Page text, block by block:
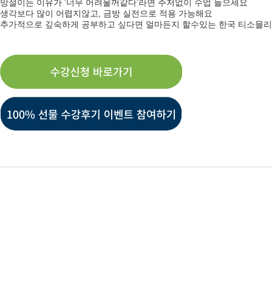
망설이는 이유가 '너무 어려울꺼같다'라면 주저없이 수업 들으세요
생각보다 많이 어렵지않고, 금방 실전으로 적용 가능해요
추가적으로 깊숙하게 공부하고 싶다면 얼마든지 할수있는 한국 티소믈